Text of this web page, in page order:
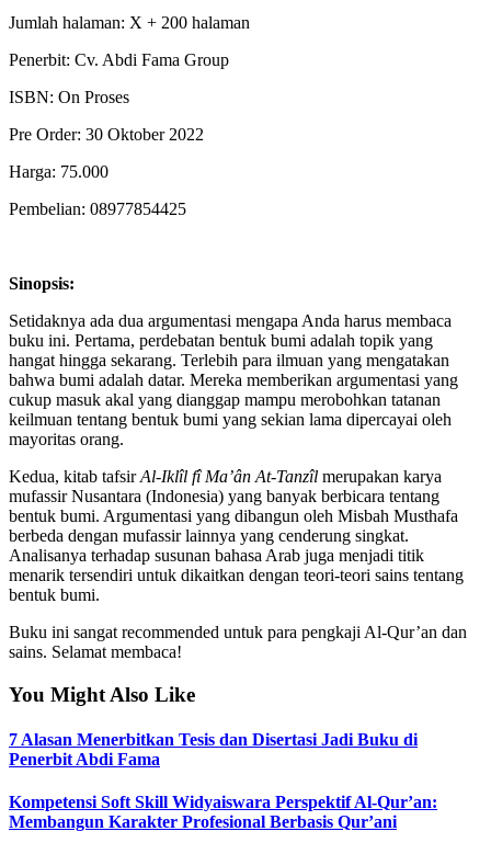
Jumlah halaman: X + 200 halaman
Penerbit: Cv. Abdi Fama Group
ISBN: On Proses
Pre Order: 30 Oktober 2022
Harga: 75.000
Pembelian: 08977854425
Sinopsis:
Setidaknya ada dua argumentasi mengapa Anda harus membaca
buku ini. Pertama, perdebatan bentuk bumi adalah topik yang
hangat hingga sekarang. Terlebih para ilmuan yang mengatakan
bahwa bumi adalah datar. Mereka memberikan argumentasi yang
cukup masuk akal yang dianggap mampu merobohkan tatanan
keilmuan tentang bentuk bumi yang sekian lama dipercayai oleh
mayoritas orang.
Kedua, kitab tafsirAl-Iklîl fî Ma’ân At-Tanzîl merupakan karya
mufassir Nusantara (Indonesia) yang banyak berbicara tentang
bentuk bumi. Argumentasi yang dibangun oleh Misbah Musthafa
berbeda dengan mufassir lainnya yang cenderung singkat.
Analisanya terhadap susunan bahasa Arab juga menjadi titik
menarik tersendiri untuk dikaitkan dengan teori-teori sains tentang
bentuk bumi.
Buku ini sangat recommended untuk para pengkaji Al-Qur’an dan
sains. Selamat membaca!
You Might Also Like
7 Alasan Menerbitkan Tesis dan Disertasi Jadi Buku di
Penerbit Abdi Fama
Kompetensi Soft Skill Widyaiswara Perspektif Al-Qur’an:
Membangun Karakter Profesional Berbasis Qur’ani